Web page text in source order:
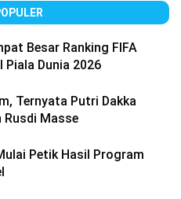
Besar Ranking FIFA
Piala Dunia 2026
Ternyata Putri Dakka
Rusdi Masse
Petik Hasil Program